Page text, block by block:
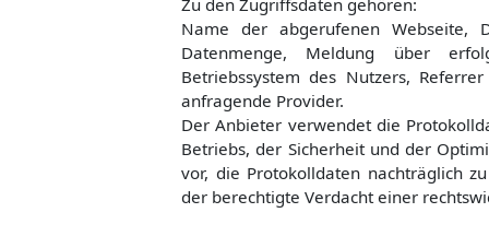
Name der abgerufenen Webseite,
Datenmenge, Meldung über
Betriebssystem des Nutzers,
anfragende Provider.
Der Anbieter verwendet die
Betriebs, der Sicherheit und der
vor, die Protokolldaten nachträglich
der berechtigte Verdacht einer